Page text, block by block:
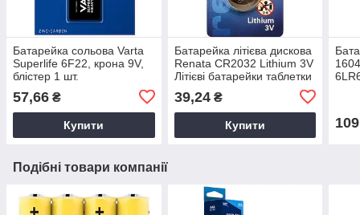
Батарейка сольова Varta
Superlife 6F22, крона 9V,
блістер 1 шт.
57,66 ₴
Купити
Батарейка літієва дискова
Renata CR2032 Lithium 3V
Літієві батарейки таблетки
39,24₴
Купити
Подібні товари компанії